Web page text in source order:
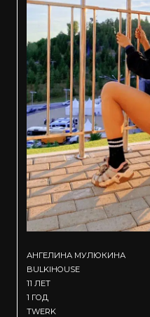
АНГЕЛИНА МУЛЮКИНА
BULKIHOUSE
11 ЛЕТ
1 ГОД
TWERK